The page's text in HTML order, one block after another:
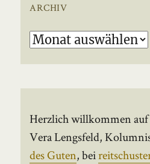
ARCHIV
Archiv
Herzlich willkommen
Vera Lengsfeld,
des Guten, bei